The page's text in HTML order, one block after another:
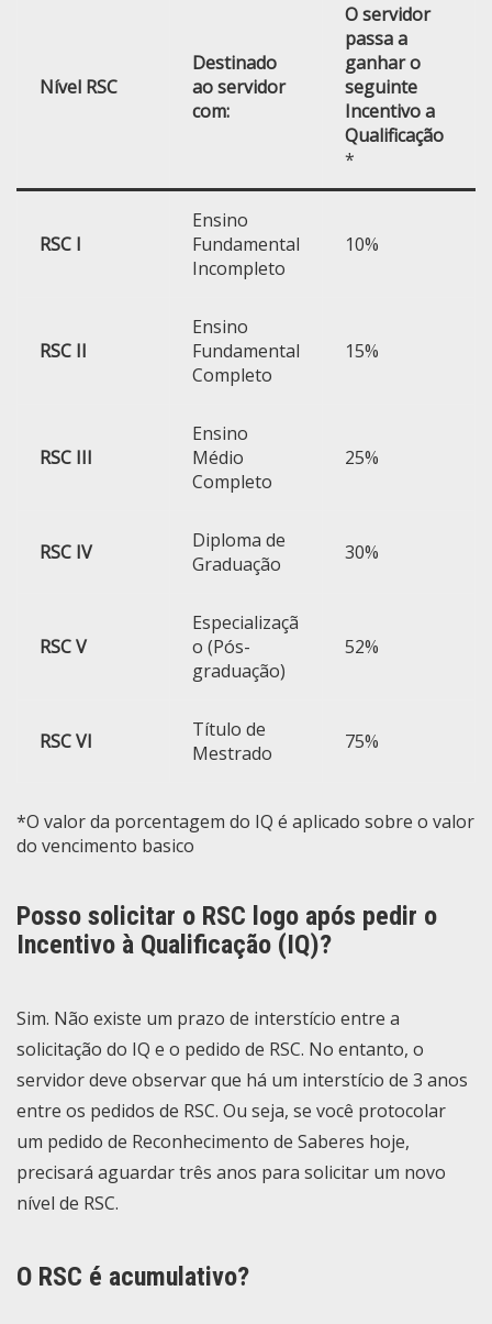
Nível RSC
Destinado
ao servidor
com:
O servidor
passa a
ganhar o
seguinte
Incentivo a
Qualificação
*
RSC I
Ensino
Fundamental
Incompleto
10%
RSC II
Ensino
Fundamental
Completo
15%
RSC III
Ensino
Médio
Completo
25%
RSC IV
Diploma de
Graduação
30%
RSC V
Especializaçã
o (Pós-
graduação)
52%
RSC VI
Título de
Mestrado
75%
*O valor da porcentagem do IQ é aplicado sobre o valor
do vencimento basico
Posso solicitar o RSC logo após pedir o
Incentivo à Qualificação (IQ)?
Sim. Não existe um prazo de interstício entre a
solicitação do IQ e o pedido de RSC. No entanto, o
servidor deve observar que há um interstício de 3 anos
entre os pedidos de RSC. Ou seja, se você protocolar
um pedido de Reconhecimento de Saberes hoje,
precisará aguardar três anos para solicitar um novo
nível de RSC.
O RSC é acumulativo?